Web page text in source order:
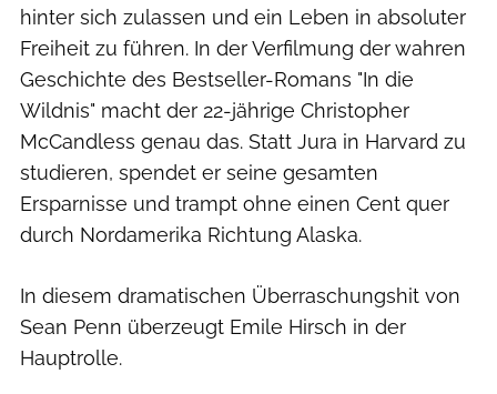
hinter sich zulassen und ein Leben in absoluter
Freiheit zu führen. In der Verfilmung der wahren
Geschichte des Bestseller-Romans "In die
Wildnis" macht der 22-jährige Christopher
McCandless genau das. Statt Jura in Harvard zu
studieren, spendet er seine gesamten
Ersparnisse und trampt ohne einen Cent quer
durch Nordamerika Richtung Alaska.
In diesem dramatischen Überraschungshit von
Sean Penn überzeugt Emile Hirsch in der
Hauptrolle.